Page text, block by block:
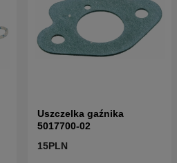
Uszczelka gaźnika
5017700-02
15PLN